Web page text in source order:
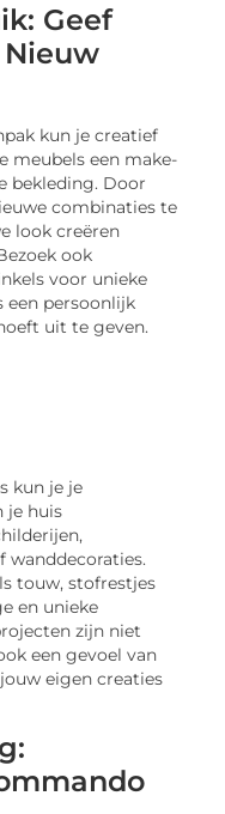
Geef
kun je creatief
meubels een make-
bekleding. Door
combinaties te
look creëren
ook
voor unieke
een persoonlijk
uit te geven.
kun je je
je huis
wanddecoraties.
touw, stofrestjes
en unieke
zijn niet
een gevoel van
eigen creaties